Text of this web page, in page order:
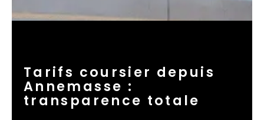
Tarifs coursier depuis
Annemasse :
transparence totale